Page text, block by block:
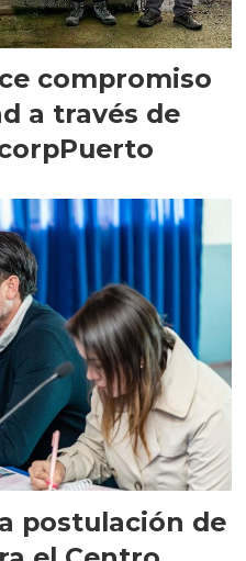
compromiso
a través de
postulación de